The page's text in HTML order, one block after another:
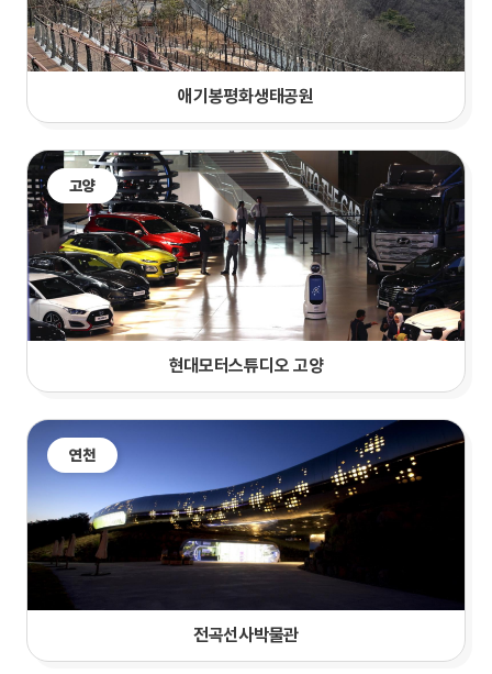
애기봉평화생태공원
고양
현대모터스튜디오 고양
연천
전곡선사박물관